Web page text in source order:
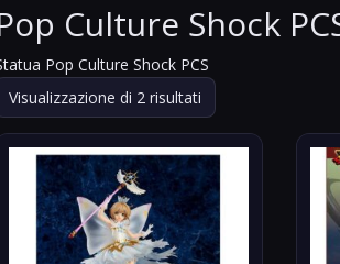
Culture Shock
Pop Culture Shock PCS
Visualizzazione di 2 risultati
in
base
più
recente